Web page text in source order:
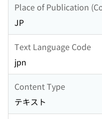
Place of Publication
JP
Text Language Code
jpn
Content Type
テキスト